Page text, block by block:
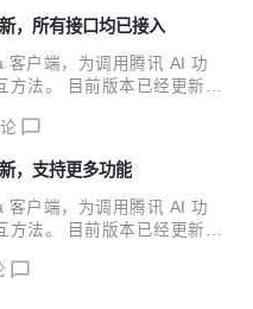
，所有接口均已接入
户端，为调用腾讯 AI 功
方法。 目前版本已经更新至
grou
音识别模块新增长语音识
脸检测与分析、多人脸检
...
，支持更多功能
户端，为调用腾讯 AI 功
法。 目前版本已经更新至
理）、图片特效接口服务调